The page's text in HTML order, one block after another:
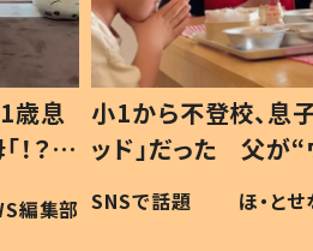
歳息
？」
編集部
小1から不登校、息
ッド」だった 父が
作り続ける理由と
#令和の子
SNSで話題 ほ・と